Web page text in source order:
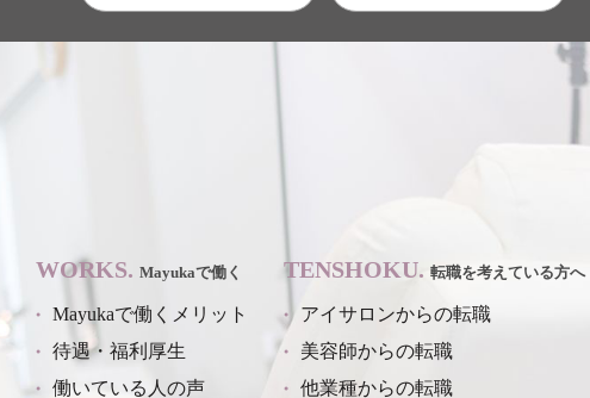
WORKS. Mayukaで働く
Mayukaで働くメリット
待遇・福利厚生
働いている人の声
TENSHOKU. 転職を考えている方へ
アイサロンからの転職
美容師からの転職
他業種からの転職